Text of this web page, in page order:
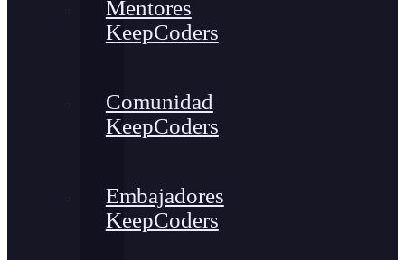
Mentores
KeepCoders
Comunidad
KeepCoders
Embajadores
KeepCoders